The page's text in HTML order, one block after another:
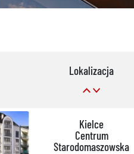
Lokalizacja
Kielce
Centrum
Starodomaszowska